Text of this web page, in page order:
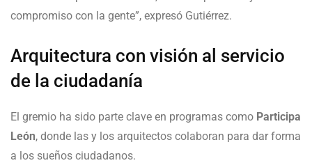
compromiso con la gente”, expresó Gutiérrez.
Arquitectura con visión al servicio
de la ciudadanía
El gremio ha sido parte clave en programas como Participa
León, donde las y los arquitectos colaboran para dar forma
a los sueños ciudadanos.